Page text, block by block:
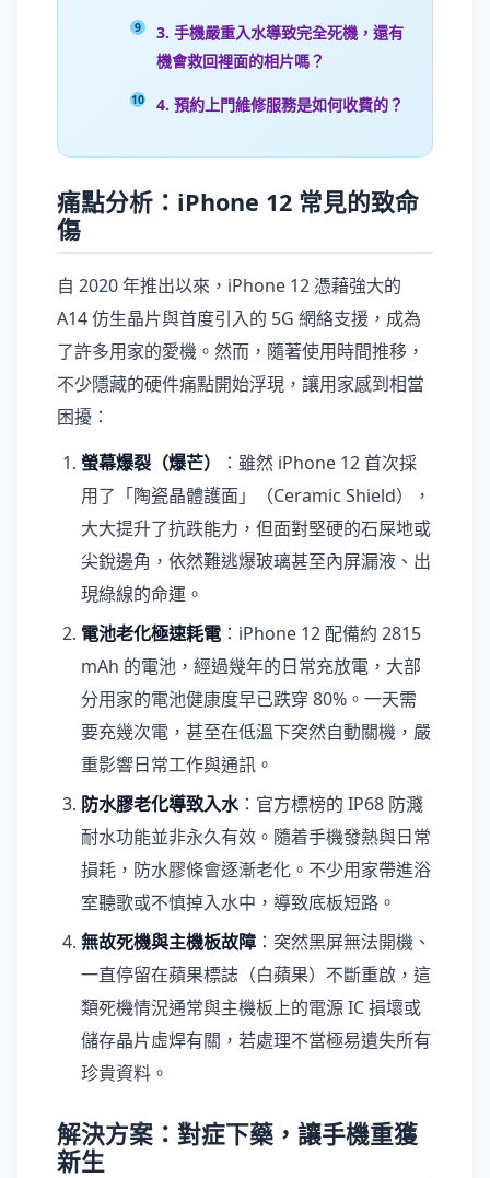
3. 手機嚴重入水導致完全死機，還有
機會救回裡面的相片嗎？
4. 預約上門維修服務是如何收費的？
痛點分析：iPhone 12 常見的致命
傷
自 2020 年推出以來，iPhone 12 憑藉強大的
A14 仿生晶片與首度引入的 5G 網絡支援，成為
了許多用家的愛機。然而，隨著使用時間推移，
不少隱藏的硬件痛點開始浮現，讓用家感到相當
困擾：
螢幕爆裂（爆芒）
：雖然 iPhone 12 首次採
用了「陶瓷晶體護面」（Ceramic Shield），
大大提升了抗跌能力，但面對堅硬的石屎地或
尖銳邊角，依然難逃爆玻璃甚至內屏漏液、出
現綠線的命運。
電池老化極速耗電 ：iPhone 12 配備約 2815
mAh 的電池，經過幾年的日常充放電，大部
分用家的電池健康度早已跌穿 80%。一天需
要充幾次電，甚至在低溫下突然自動關機，嚴
重影響日常工作與通訊。
防水膠老化導致入水：官方標榜的 IP68 防濺
耐水功能並非永久有效。隨着手機發熱與日常
損耗，防水膠條會逐漸老化。不少用家帶進浴
室聽歌或不慎掉入水中，導致底板短路。
無故死機與主機板故障 ：突然黑屏無法開機、
一直停留在蘋果標誌（白蘋果）不斷重啟，這
類死機情況通常與主機板上的電源 IC 損壞或
儲存晶片虛焊有關，若處理不當極易遺失所有
珍貴資料。
解決方案：對症下藥，讓手機重獲
新生